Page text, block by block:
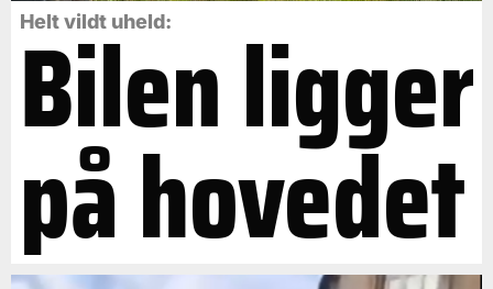
Helt vildt uheld:
Bilen ligger
på hovedet